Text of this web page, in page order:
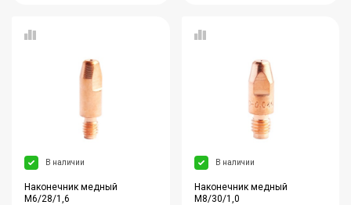
В наличии
Наконечник медный
M6/28/1,6
В наличии
Наконечник медный
M8/30/1,0